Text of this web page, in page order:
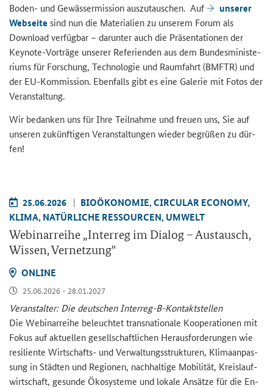
Boden-​ und Ge­wäs­ser­mis­si­on aus­zu­tau­schen. Auf
un­se­rer
Web­sei­te sind nun die Ma­te­ria­li­en zu un­se­rem Forum als
Downloadver­füg­bar – dar­un­ter auch die Prä­sen­ta­tio­nen der
Keynote-​Vorträge un­se­rer Re­fe­ri­en­den aus dem Bun­des­mi­nis­te­
ri­ums für For­schung, Tech­no­lo­gie und Raum­fahrt (BMFTR) und
der EU-​Kommission. Eben­falls gibt es eine Ga­le­rie mit Fotos der
Ver­an­stal­tung.
Wir be­dan­ken uns für Ihre Teil­nah­me und freu­en uns, Sie auf
un­se­ren zu­künf­ti­gen Ver­an­stal­tun­gen wie­der be­grü­ßen zu dür­
fen!
25.06.2026
BIO­ÖKO­NO­MIE, CIR­CU­LAR ECO­NO­MY,
KLIMA, NA­TÜR­LI­CHE RES­SOUR­CEN, UM­WELT
We­bi­nar­rei­he „Interregim Dia­log – Aus­tausch,
Wis­sen, Ver­net­zung"
ON­LINE
25.06.2026 - 28.01.2027
Ver­an­stal­ter: Die deut­schen Interreg-​B-Kontaktstellen
Die We­bi­nar­rei­he be­leuch­tet trans­na­tio­na­le Ko­ope­ra­tio­nen mit
Fokus auf ak­tu­el­len ge­sell­schaft­li­chen Her­aus­for­de­run­gen wie
re­si­li­en­te Wirtschafts-​ und Ver­wal­tungs­struk­tu­ren, Kli­ma­an­pas­
sung in Städ­ten und Re­gio­nen, nach­hal­ti­ge Mo­bi­li­tät, Kreis­lauf­
wirt­schaft, ge­sun­de Öko­sys­te­me und lo­ka­le An­sät­ze für die En­